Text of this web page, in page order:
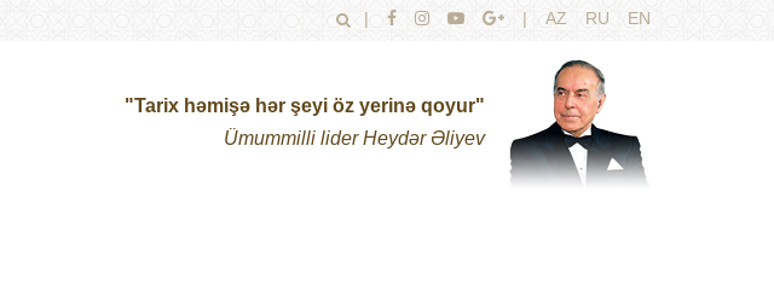
| | AZ RU EN
"Tarix həmişə hər şeyi öz yerinə qoyur"
Ümummilli lider Heydər Əliyev